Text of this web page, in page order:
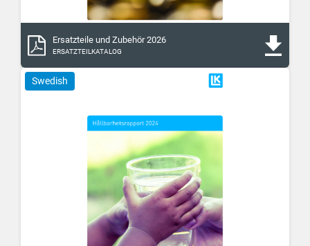
Ersatzteile und Zubehör 2026
ERSATZTEILKATALOG
Swedish